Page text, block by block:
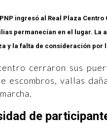
ingresó al Real Plaza
permanecían en el lugar. La
y la falta de consideración por
cerraron sus
escombros, vallas
de